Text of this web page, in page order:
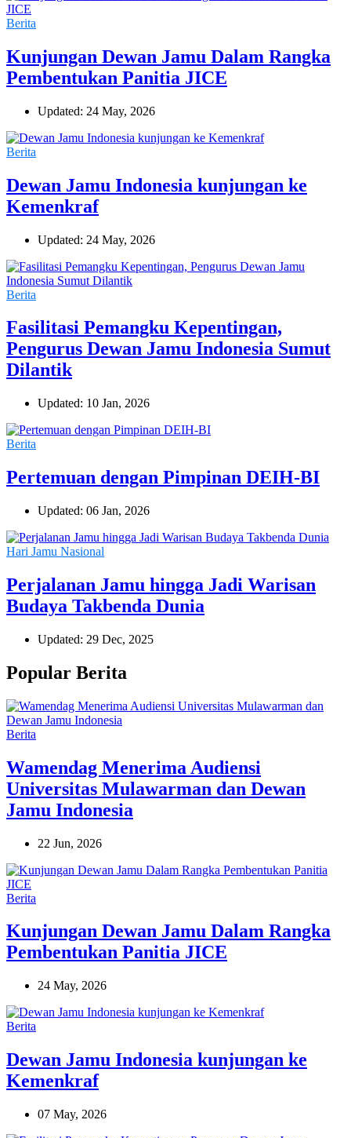
Berita
Kunjungan Dewan Jamu Dalam Rangka
Pembentukan Panitia JICE
Updated: 24 May, 2026
Berita
Dewan Jamu Indonesia kunjungan ke
Kemenkraf
Updated: 24 May, 2026
Berita
Fasilitasi Pemangku Kepentingan,
Pengurus Dewan Jamu Indonesia Sumut
Dilantik
Updated: 10 Jan, 2026
Berita
Pertemuan dengan Pimpinan DEIH-BI
Updated: 06 Jan, 2026
Hari Jamu Nasional
Perjalanan Jamu hingga Jadi Warisan
Budaya Takbenda Dunia
Updated: 29 Dec, 2025
Popular Berita
Berita
Wamendag Menerima Audiensi
Universitas Mulawarman dan Dewan
Jamu Indonesia
22 Jun, 2026
Berita
Kunjungan Dewan Jamu Dalam Rangka
Pembentukan Panitia JICE
24 May, 2026
Berita
Dewan Jamu Indonesia kunjungan ke
Kemenkraf
07 May, 2026